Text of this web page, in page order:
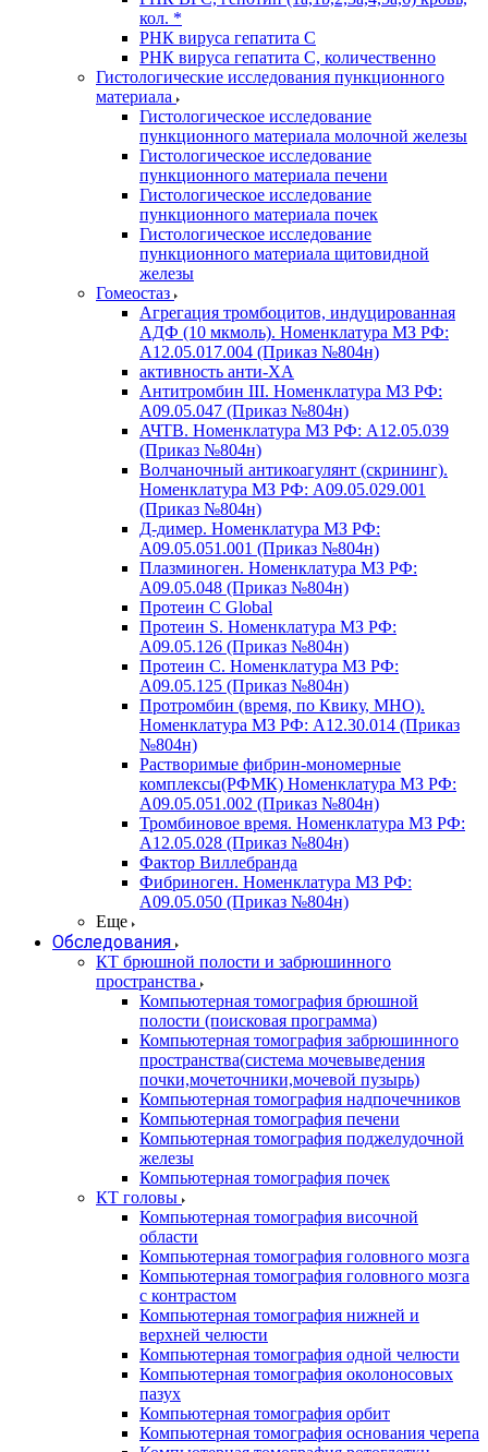
кол. *
РНК вируса гепатита C
РНК вируса гепатита C, количественно
Гистологические исследования пункционного
материала
Гистологическое исследование
пункционного материала молочной железы
Гистологическое исследование
пункционного материала печени
Гистологическое исследование
пункционного материала почек
Гистологическое исследование
пункционного материала щитовидной
железы
Гомеостаз
Агрегация тромбоцитов, индуцированная
АДФ (10 мкмоль). Номенклатура МЗ РФ:
A12.05.017.004 (Приказ №804н)
активность анти-ХА
Антитромбин III. Номенклатура МЗ РФ:
A09.05.047 (Приказ №804н)
АЧТВ. Номенклатура МЗ РФ: A12.05.039
(Приказ №804н)
Волчаночный антикоагулянт (скрининг).
Номенклатура МЗ РФ: A09.05.029.001
(Приказ №804н)
Д-димер. Номенклатура МЗ РФ:
A09.05.051.001 (Приказ №804н)
Плазминоген. Номенклатура МЗ РФ:
A09.05.048 (Приказ №804н)
Протеин C Global
Протеин S. Номенклатура МЗ РФ:
A09.05.126 (Приказ №804н)
Протеин С. Номенклатура МЗ РФ:
A09.05.125 (Приказ №804н)
Протромбин (время, по Квику, МНО).
Номенклатура МЗ РФ: A12.30.014 (Приказ
№804н)
Растворимые фибрин-мономерные
комплексы(РФМК) Номенклатура МЗ РФ:
A09.05.051.002 (Приказ №804н)
Тромбиновое время. Номенклатура МЗ РФ:
A12.05.028 (Приказ №804н)
Фактор Виллебранда
Фибриноген. Номенклатура МЗ РФ:
A09.05.050 (Приказ №804н)
Еще
Обследования
КТ брюшной полости и забрюшинного
пространства
Компьютерная томография брюшной
полости (поисковая программа)
Компьютерная томография забрюшинного
пространства(система мочевыведения
почки,мочеточники,мочевой пузырь)
Компьютерная томография надпочечников
Компьютерная томография печени
Компьютерная томография поджелудочной
железы
Компьютерная томография почек
КТ головы
Компьютерная томография височной
области
Компьютерная томография головного мозга
Компьютерная томография головного мозга
с контрастом
Компьютерная томография нижней и
верхней челюсти
Компьютерная томография одной челюсти
Компьютерная томография околоносовых
пазух
Компьютерная томография орбит
Компьютерная томография основания черепа